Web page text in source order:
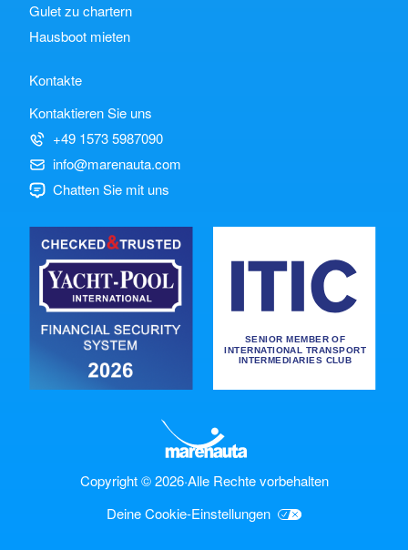
Gulet zu chartern
Hausboot mieten
Kontakte
Kontaktieren Sie uns
+49 1573 5987090
info@marenauta.com
Chatten Sie mit uns
Copyright © 2026·Alle Rechte vorbehalten
Deine Cookie-Einstellungen